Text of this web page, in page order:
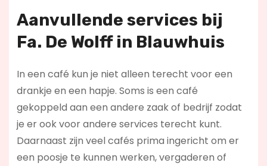
Aanvullende services bij
Fa. De Wolff in Blauwhuis
In een café kun je niet alleen terecht voor een
drankje en een hapje. Soms is een café
gekoppeld aan een andere zaak of bedrijf zodat
je er ook voor andere services terecht kunt.
Daarnaast zijn veel cafés prima ingericht om er
een poosje te kunnen werken, vergaderen of